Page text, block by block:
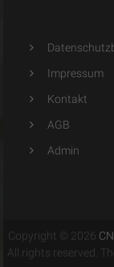
Impressum
Kontakt
AGB
Admin
Copyright © 2026
All rights reserved.